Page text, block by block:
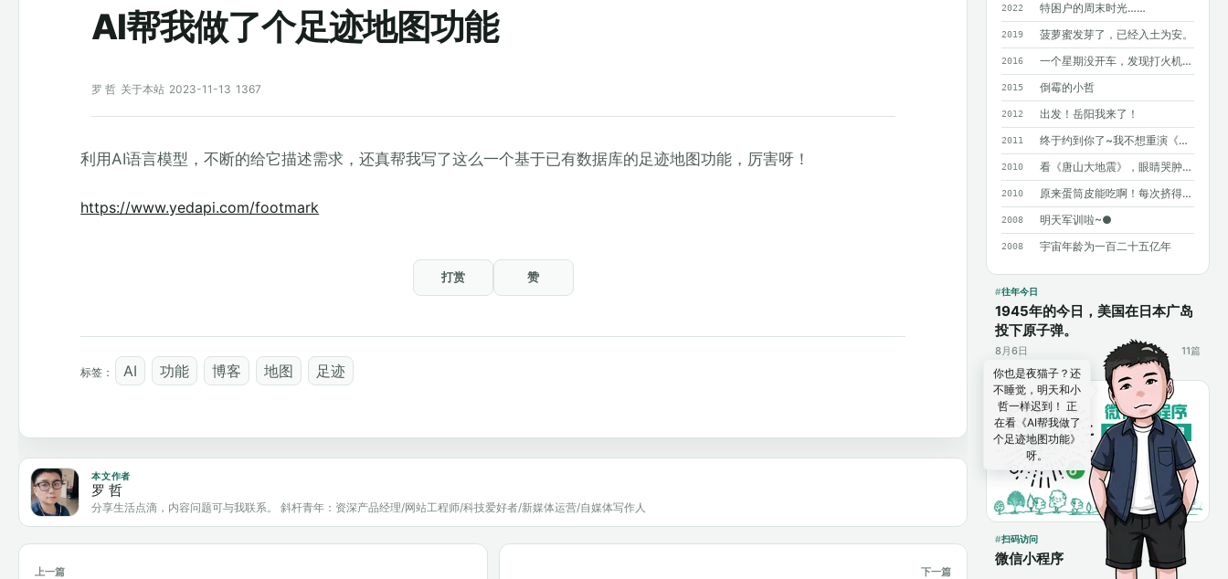
2022 特困户的周末时光……
2019 菠萝蜜发芽了，已经入土为安。
2016 一个星期没开车，发现打火机在暴晒的车里爆了！?
2015 倒霉的小哲
2012 出发！岳阳我来了！
2011 终于约到你了~我不想重演《同桌的你》M...
2010 看《唐山大地震》，眼睛哭肿了……
2010 原来蛋筒皮能吃啊！每次挤得满手都是……
2008 明天军训啦~●
2008 宇宙年龄为一百二十五亿年
往年今日
1945年的今日，美国在日本广岛
投下原子弹。
8月6日 11篇
扫码访问
微信小程序
AI帮我做了个足迹地图功能
罗 哲 关于本站 2023-11-13 1367
利用AI语言模型，不断的给它描述需求，还真帮我写了这么一个基于已有数据库的足迹地图功能，厉害呀！
https://www.yedapi.com/footmark
打赏 赞
标签： AI 功能 博客 地图 足迹
本文作者
罗 哲
分享生活点滴，内容问题可与我联系。 斜杆青年：资深产品经理/网站工程师/科技爱好者/新媒体运营/自媒体写作人
上一篇 下一篇
你也是夜猫子？还
不睡觉，明天和小
哲一样迟到！ 正
在看《AI帮我做了
个足迹地图功能》
呀。